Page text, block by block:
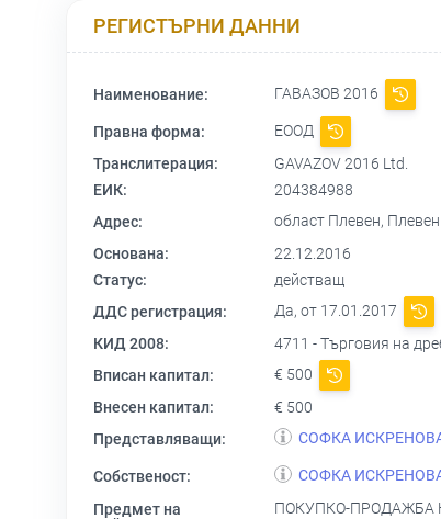
РЕГИСТЪРНИ ДАННИ
Наименование: ГАВАЗОВ 2016
Правна форма:
ЕООД
Транслитерация:
GAVAZOV 2016 Ltd.
ЕИК:
204384988
Адрес:
област Плевен,
Основана:
22.12.2016
Статус:
действащ
ДДС регистрация:
Да, от 17.01.2017
КИД 2008:
4711 - Търговия на
Вписан капитал:
€ 500
Внесен капитал:
€ 500
Представляващи:
СОФКА
Собственост: СОФКА
Предмет на
ПОКУПКО-ПРОДАЖБА